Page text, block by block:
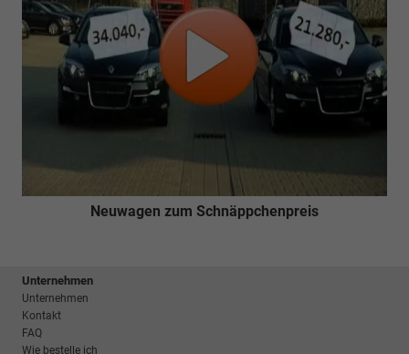
Neuwagen zum Schnäppchenpreis
Unternehmen
Unternehmen
Kontakt
FAQ
Wie bestelle ich